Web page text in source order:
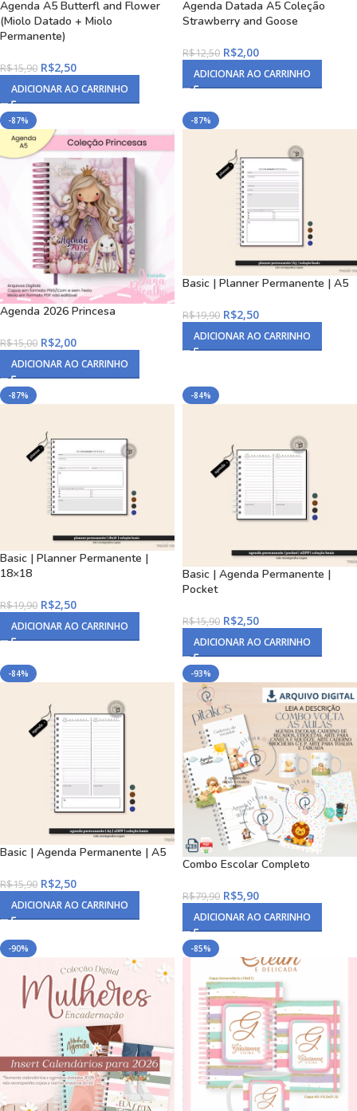
Agenda A5 Butterfl and Flower
(Miolo Datado + Miolo
Permanente)
R$15,90 R$2,50
ADICIONAR AO CARRINHO
Agenda Datada A5 Coleção
Strawberry and Goose
R$12,50 R$2,00
ADICIONAR AO CARRINHO
-87%
Agenda 2026 Princesa
R$15,00 R$2,00
ADICIONAR AO CARRINHO
-87%
Basic | Planner Permanente | A5
R$19,90 R$2,50
ADICIONAR AO CARRINHO
-87%
Basic | Planner Permanente |
18×18
R$19,90 R$2,50
ADICIONAR AO CARRINHO
-84%
Basic | Agenda Permanente |
Pocket
R$15,90 R$2,50
ADICIONAR AO CARRINHO
-84%
Basic | Agenda Permanente | A5
R$15,90 R$2,50
ADICIONAR AO CARRINHO
-93%
Combo Escolar Completo
R$79,90 R$5,90
ADICIONAR AO CARRINHO
-90% -85%